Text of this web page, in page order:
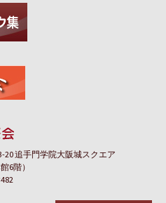
追手門学院大阪城スクエア
6階）